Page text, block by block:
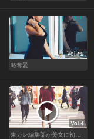
Vol.12
略奪愛
Vol.4